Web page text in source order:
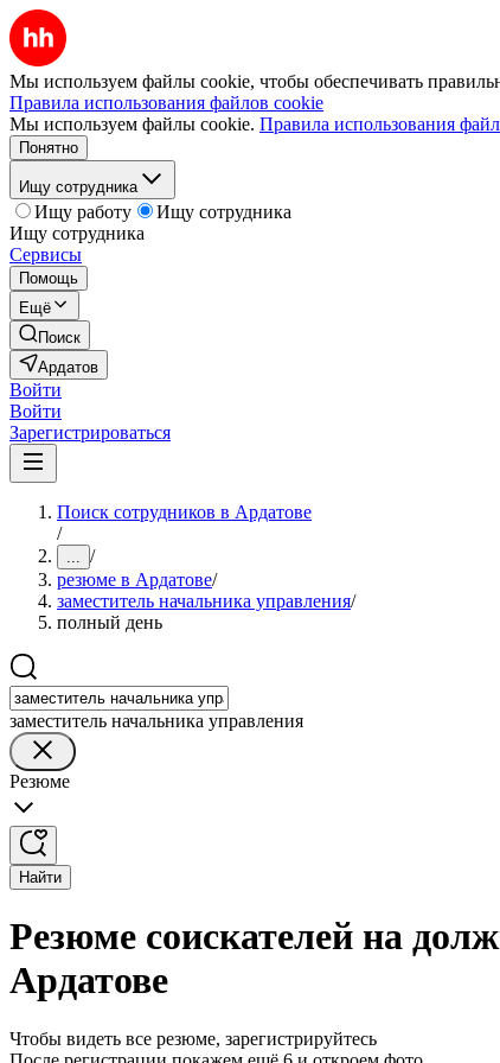
Мы используем файлы cookie, чтобы обеспечивать
Правила использования файлов cookie
Мы используем файлы cookie. Правила использования
Понятно
Ищу сотрудника
Ищу работу
Ищу сотрудника
Ищу сотрудника
Сервисы
Помощь
Ещё
Поиск
Ардатов
Войти
Войти
Зарегистрироваться
Поиск сотрудников в Ардатове
/
... /
резюме в Ардатове/
заместитель начальника управления/
полный день
заместитель начальника управления
Резюме
Найти
Резюме соискателей на
Ардатове
Чтобы видеть все резюме, зарегистрируйтесь